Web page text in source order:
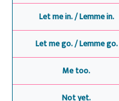
Let me in. / Lemme in.
Let me go. / Lemme go.
Me too.
Not yet.